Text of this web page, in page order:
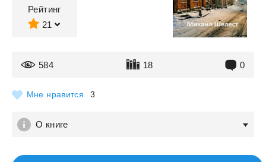
Рейтинг
21
584 18 0
Мне нравится 3
О книге